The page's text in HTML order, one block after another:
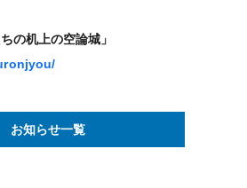
の机上の空論城」
お知らせ一覧